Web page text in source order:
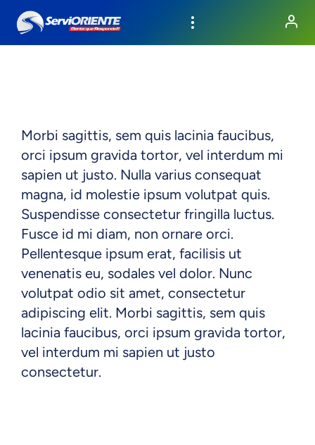
Morbi sagittis, sem quis lacinia faucibus,
orci ipsum gravida tortor, vel interdum mi
sapien ut justo. Nulla varius consequat
magna, id molestie ipsum volutpat quis.
Suspendisse consectetur fringilla luctus.
Fusce id mi diam, non ornare orci.
Pellentesque ipsum erat, facilisis ut
venenatis eu, sodales vel dolor. Nunc
volutpat odio sit amet, consectetur
adipiscing elit. Morbi sagittis, sem quis
lacinia faucibus, orci ipsum gravida tortor,
vel interdum mi sapien ut justo
consectetur.